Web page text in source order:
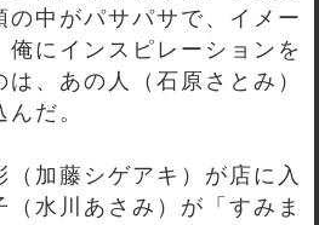
の中がパサパサで、イメー
俺にインスピレーションを
、あの人（石原さとみ）
だ。
加藤シゲアキ）が店に入
（水川あさみ）が「すみま